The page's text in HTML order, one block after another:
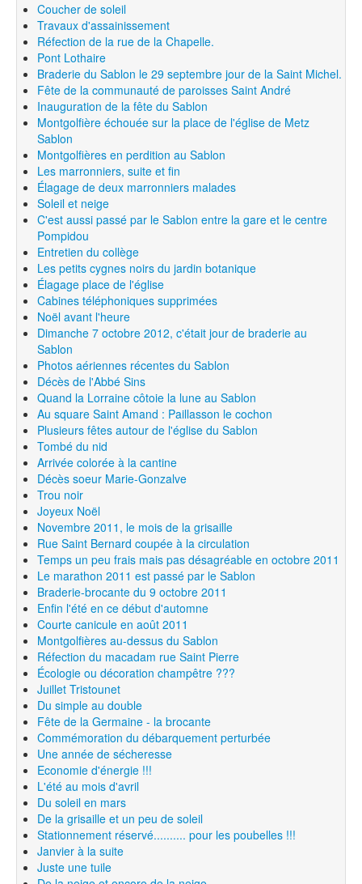
Coucher de soleil
Travaux d'assainissement
Réfection de la rue de la Chapelle.
Pont Lothaire
Braderie du Sablon le 29 septembre jour de la Saint Michel.
Fête de la communauté de paroisses Saint André
Inauguration de la fête du Sablon
Montgolfière échouée sur la place de l'église de Metz
Sablon
Montgolfières en perdition au Sablon
Les marronniers, suite et fin
Élagage de deux marronniers malades
Soleil et neige
C'est aussi passé par le Sablon entre la gare et le centre
Pompidou
Entretien du collège
Les petits cygnes noirs du jardin botanique
Élagage place de l'église
Cabines téléphoniques supprimées
Noël avant l'heure
Dimanche 7 octobre 2012, c'était jour de braderie au
Sablon
Photos aériennes récentes du Sablon
Décès de l'Abbé Sins
Quand la Lorraine côtoie la lune au Sablon
Au square Saint Amand : Paillasson le cochon
Plusieurs fêtes autour de l'église du Sablon
Tombé du nid
Arrivée colorée à la cantine
Décès soeur Marie-Gonzalve
Trou noir
Joyeux Noël
Novembre 2011, le mois de la grisaille
Rue Saint Bernard coupée à la circulation
Temps un peu frais mais pas désagréable en octobre 2011
Le marathon 2011 est passé par le Sablon
Braderie-brocante du 9 octobre 2011
Enfin l'été en ce début d'automne
Courte canicule en août 2011
Montgolfières au-dessus du Sablon
Réfection du macadam rue Saint Pierre
Écologie ou décoration champêtre ???
Juillet Tristounet
Du simple au double
Fête de la Germaine - la brocante
Commémoration du débarquement perturbée
Une année de sécheresse
Economie d'énergie !!!
L'été au mois d'avril
Du soleil en mars
De la grisaille et un peu de soleil
Stationnement réservé.......... pour les poubelles !!!
Janvier à la suite
Juste une tuile